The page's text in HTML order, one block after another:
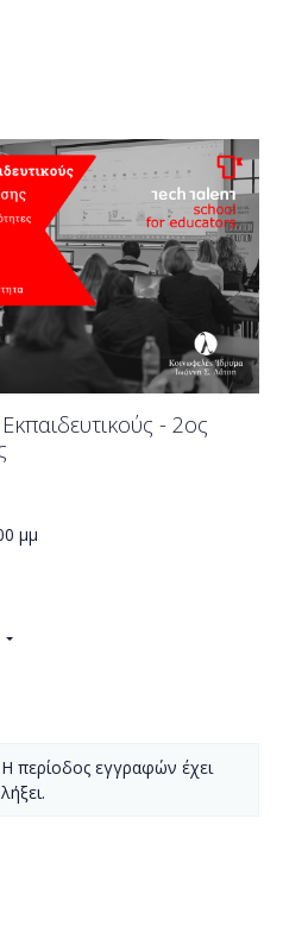
- 2ος
μμ
Η περίοδος εγγραφών έχει
λήξει.